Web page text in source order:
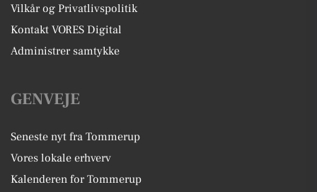
Vilkår og Privatlivspolitik
Kontakt VORES Digital
Administrer samtykke
GENVEJE
Seneste nyt fra Tommerup
Vores lokale erhverv
Kalenderen for Tommerup